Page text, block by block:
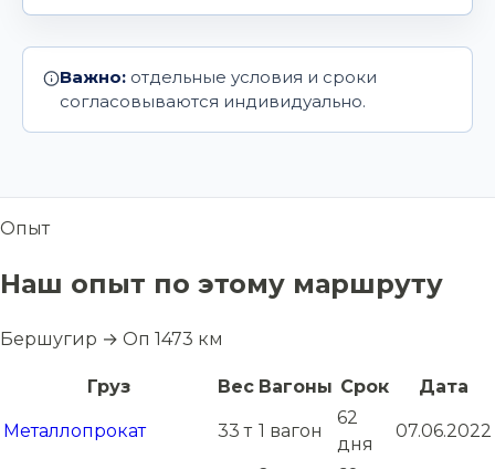
Важно: отдельные условия и сроки
согласовываются индивидуально.
Опыт
Наш опыт по этому маршруту
Бершугир → Оп 1473 км
Груз Вес Вагоны Срок Дата
Металлопрокат 33 т 1 вагон
62
дня
07.06.2022